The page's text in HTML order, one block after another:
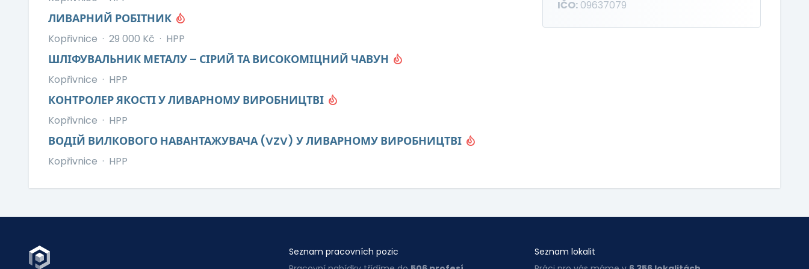
ЛИВАРНИЙ РОБІТНИК
Kopřivnice · 29 000 Kč · HPP
ШЛІФУВАЛЬНИК МЕТАЛУ – СІРИЙ ТА ВИСОКОМІЦНИЙ ЧАВУН
Kopřivnice · HPP
КОНТРОЛЕР ЯКОСТІ У ЛИВАРНОМУ ВИРОБНИЦТВІ
Kopřivnice · HPP
ВОДІЙ ВИЛКОВОГО НАВАНТАЖУВАЧА (VZV) У ЛИВАРНОМУ ВИРОБНИЦТВІ
Kopřivnice · HPP
IČO: 09637079
Seznam pracovních pozic
Seznam lokalit